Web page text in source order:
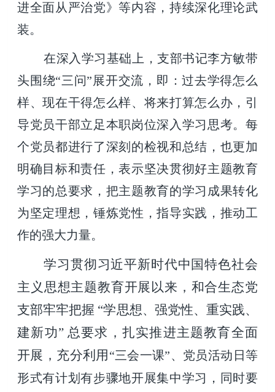
进全面从严治党》等内容，持续深化理论武
装。
在深入学习基础上，支部书记李方敏带
头围绕“三问”展开交流，即：过去学得怎么
样、现在干得怎么样、将来打算怎么办，引
导党员干部立足本职岗位深入学习思考。每
个党员都进行了深刻的检视和总结，也更加
明确目标和责任，表示坚决贯彻好主题教育
学习的总要求，把主题教育的学习成果转化
为坚定理想，锤炼党性，指导实践，推动工
作的强大力量。
学习贯彻习近平新时代中国特色社会
主义思想主题教育开展以来，和合生态党
支部牢牢把握 “学思想、 强党性、重实践、
建新功” 总要求，扎实推进主题教育全面
开展，充分利用 “三会一课”、党员活动日等
形式有计划有步骤地开展集中学习 ， 同时要